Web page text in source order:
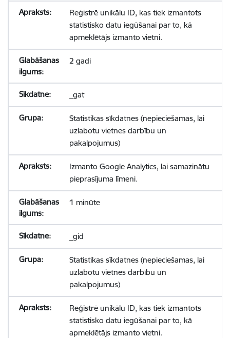
Reģistrē unikālu ID, kas tiek izmantots
statistisko datu iegūšanai par to, kā
apmeklētājs izmanto vietni.
2 gadi
_gat
Statistikas sīkdatnes (nepieciešamas, lai
uzlabotu vietnes darbību un
pakalpojumus)
Izmanto Google Analytics, lai samazinātu
pieprasījuma līmeni.
1 minūte
_gid
Statistikas sīkdatnes (nepieciešamas, lai
uzlabotu vietnes darbību un
pakalpojumus)
Reģistrē unikālu ID, kas tiek izmantots
statistisko datu iegūšanai par to, kā
apmeklētājs izmanto vietni.